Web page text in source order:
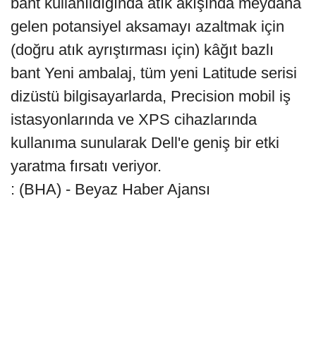
gelen potansiyel aksamayı azaltmak için
(doğru atık ayrıştırması için) kâğıt bazlı
bant Yeni ambalaj, tüm yeni Latitude serisi
dizüstü bilgisayarlarda, Precision mobil iş
istasyonlarında ve XPS cihazlarında
kullanıma sunularak Dell'e geniş bir etki
yaratma fırsatı veriyor.
: (BHA) - Beyaz Haber Ajansı